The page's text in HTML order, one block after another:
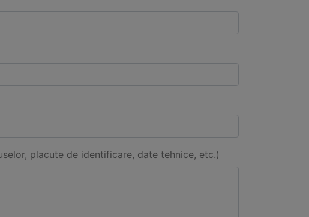
placute de identificare, date tehnice, etc.)